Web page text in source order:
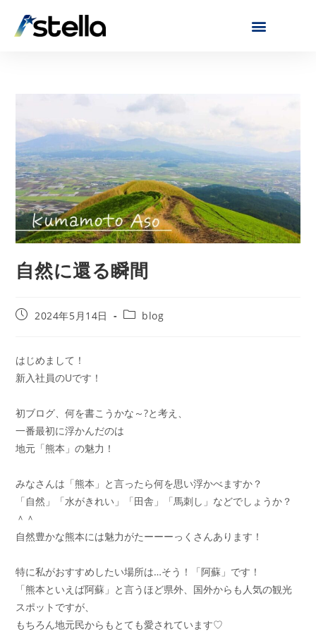
自然に還る瞬間
2024年5月14日 blog
はじめまして！
新入社員のUです！
初ブログ、何を書こうかな～?と考え、
一番最初に浮かんだのは
地元「熊本」の魅力！
みなさんは「熊本」と言ったら何を思い浮かべますか？
「自然」「水がきれい」「田舎」「馬刺し」などでしょうか？
＾＾
自然豊かな熊本には魅力がたーーーっくさんあります！
特に私がおすすめしたい場所は…そう！「阿蘇」です！
「熊本といえば阿蘇」と言うほど県外、国外からも人気の観光
スポットですが、
もちろん地元民からもとても愛されています♡